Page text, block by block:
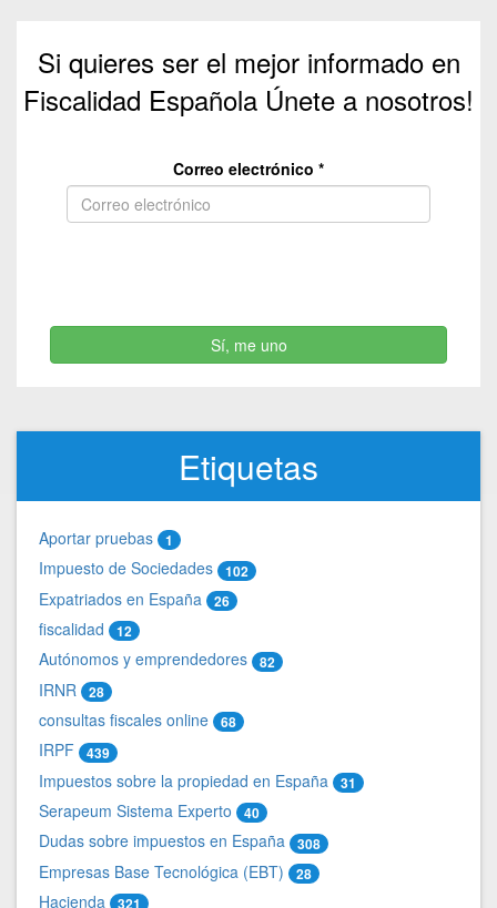
Si quieres ser el mejor informado en
Fiscalidad Española Únete a nosotros!
Correo electrónico *
Sí, me uno
Etiquetas
Aportar pruebas 1
Impuesto de Sociedades 102
Expatriados en España 26
fiscalidad 12
Autónomos y emprendedores 82
IRNR 28
consultas fiscales online 68
IRPF 439
Impuestos sobre la propiedad en España 31
Serapeum Sistema Experto 40
Dudas sobre impuestos en España 308
Empresas Base Tecnológica (EBT) 28
Hacienda 321